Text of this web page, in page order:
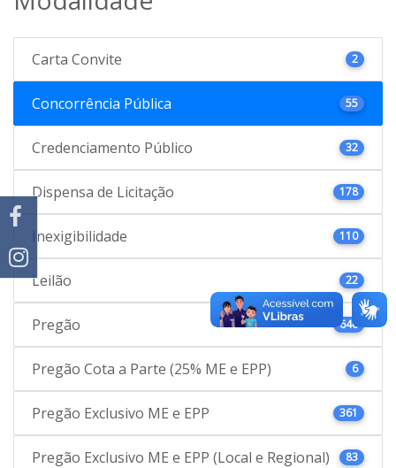
Carta Convite 2
Concorrência Pública 55
Credenciamento Público 32
Dispensa de Licitação 178
Inexigibilidade 110
Leilão 22
Pregão 646
Pregão Cota a Parte (25% ME e EPP) 6
Pregão Exclusivo ME e EPP 361
Pregão Exclusivo ME e EPP (Local e Regional) 83